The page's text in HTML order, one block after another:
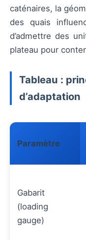
caténaires, la
des quais
d’admettre des
plateau pour
Tableau :
d’adaptation
Paramètre
Gabarit
(loading
gauge)